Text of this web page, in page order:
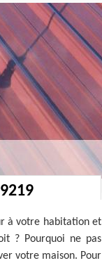
à votre habitation et
? Pourquoi ne pas
votre maison. Pour